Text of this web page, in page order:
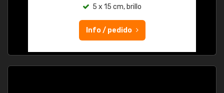
5 x 15 cm, brillo
Info / pedido